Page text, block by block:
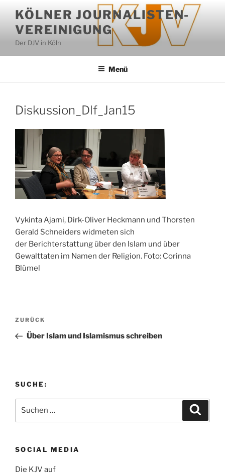
Inhalt
springen
KÖLNER JOURNALISTEN-
VEREINIGUNG
Der DJV in Köln
Menü
Diskussion_Dlf_Jan15
Vykinta Ajami, Dirk-Oliver Heckmann und Thorsten
Gerald Schneiders widmeten sich
der Berichterstattung über den Islam und über
Gewalttaten im Namen der Religion. Foto: Corinna
Blümel
Beitragsnavigation
Vorheriger
Beitrag
ZURÜCK
Über Islam und Islamismus schreiben
SUCHE:
nach:
SOCIAL MEDIA
Die KJV auf